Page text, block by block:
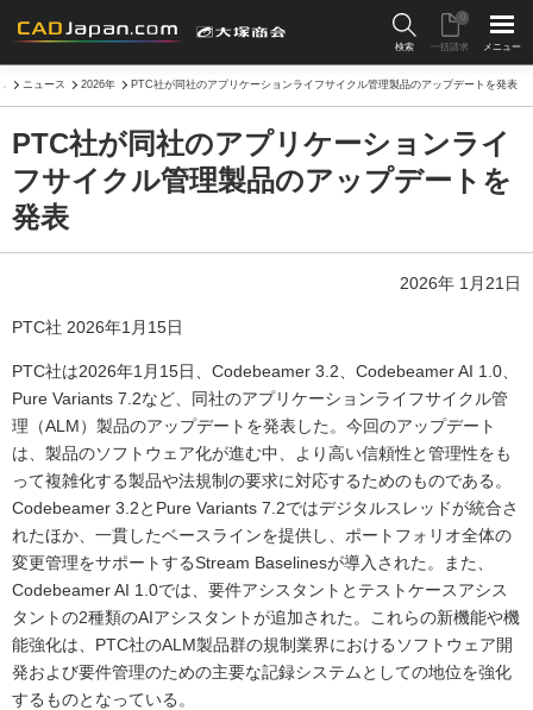
検索 一括請求
0
メニュー
ニュース 2026年 PTC社が同社のアプリケーションライフサイクル管理製品のアップデートを発表
PTC社が同社のアプリケーションライ
フサイクル管理製品のアップデートを
発表
2026年 1月21日
PTC社 2026年1月15日
PTC社は2026年1月15日、Codebeamer 3.2、Codebeamer AI 1.0、
Pure Variants 7.2など、同社のアプリケーションライフサイクル管
理（ALM）製品のアップデートを発表した。今回のアップデート
は、製品のソフトウェア化が進む中、より高い信頼性と管理性をも
って複雑化する製品や法規制の要求に対応するためのものである。
Codebeamer 3.2とPure Variants 7.2ではデジタルスレッドが統合さ
れたほか、一貫したベースラインを提供し、ポートフォリオ全体の
変更管理をサポートするStream Baselinesが導入された。また、
Codebeamer AI 1.0では、要件アシスタントとテストケースアシス
タントの2種類のAIアシスタントが追加された。これらの新機能や機
能強化は、PTC社のALM製品群の規制業界におけるソフトウェア開
発および要件管理のための主要な記録システムとしての地位を強化
するものとなっている。